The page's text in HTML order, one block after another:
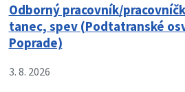
Odborný pracovník/
tanec, spev (Podtatranské
Poprade)
3. 8. 2026